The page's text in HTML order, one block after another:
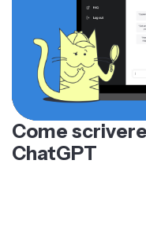
Come
ChatGPT